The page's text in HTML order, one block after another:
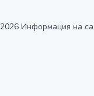
Информация на